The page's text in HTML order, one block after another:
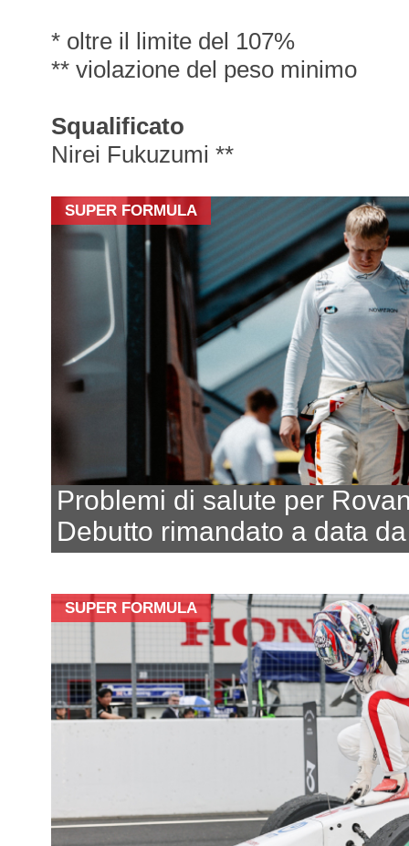
* oltre il limite del 107%
** violazione del peso minimo
Squalificato
Nirei Fukuzumi **
SUPER FORMULA
Problemi di salute per
Debutto rimandato a data
SUPER FORMULA